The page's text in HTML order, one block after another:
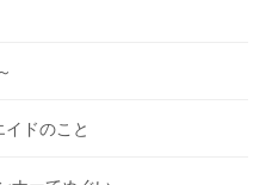
ドのこと